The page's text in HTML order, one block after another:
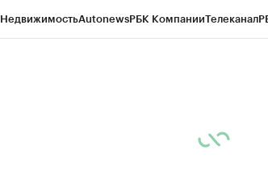
НедвижимостьAutonewsРБК КомпанииТелеканал